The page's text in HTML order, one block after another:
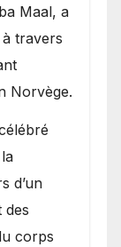
Maal, a
travers
Norvège.
d’un
des
corps